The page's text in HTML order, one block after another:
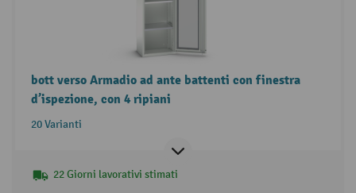
bott verso Armadio ad ante battenti con finestra
d’ispezione, con 4 ripiani
20 Varianti
22 Giorni lavorativi stimati